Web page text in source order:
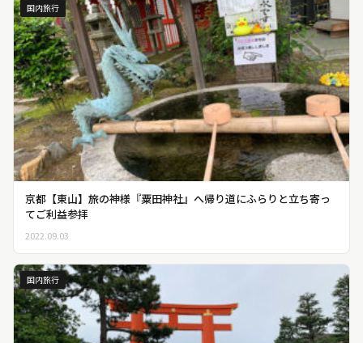
国内旅行
京都【東山】旅の神様『粟田神社』へ帰り道にふらりと立ち寄っ
てご利益参拝
2022.09.03
国内旅行